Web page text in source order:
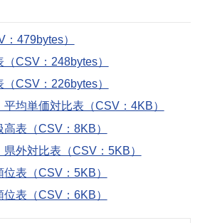
479bytes）
CSV：248bytes）
CSV：226bytes）
均単価対比表（CSV：4KB）
表（CSV：8KB）
外対比表（CSV：5KB）
表（CSV：5KB）
表（CSV：6KB）